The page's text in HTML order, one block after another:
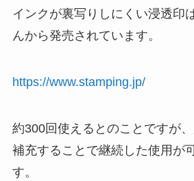
インクが裏写りしにくい浸透印
んから発売されています。
https://www.stamping.jp/
約300回使えるとのことですが
補充することで継続した使用が
す。